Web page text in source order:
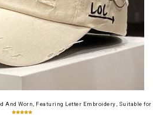
And Worn, Featuring Letter Embroidery, Suitable